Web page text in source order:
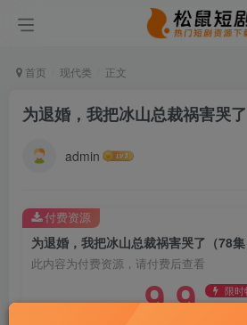
首页 现代类 正文
为退婚，我把冰山总裁祸害哭了
admin
为退婚，我把冰山总裁祸害哭了（78集
此内容为付费资源，请付费后查看
￥9.9 限时
￥99
付费资源